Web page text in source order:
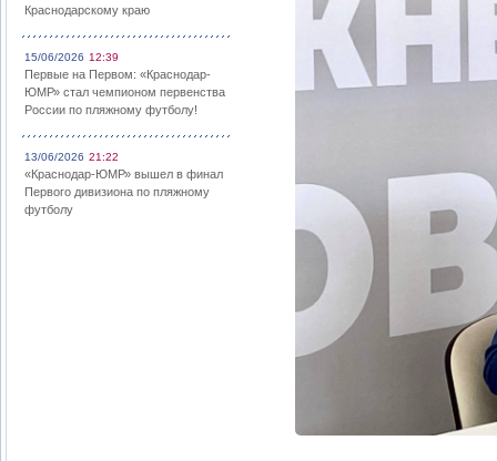
Краснодарскому краю
15/06/2026 12:39
Первые на Первом: «Краснодар-
ЮМР» стал чемпионом первенства
России по пляжному футболу!
13/06/2026 21:22
«Краснодар-ЮМР» вышел в финал
Первого дивизиона по пляжному
футболу